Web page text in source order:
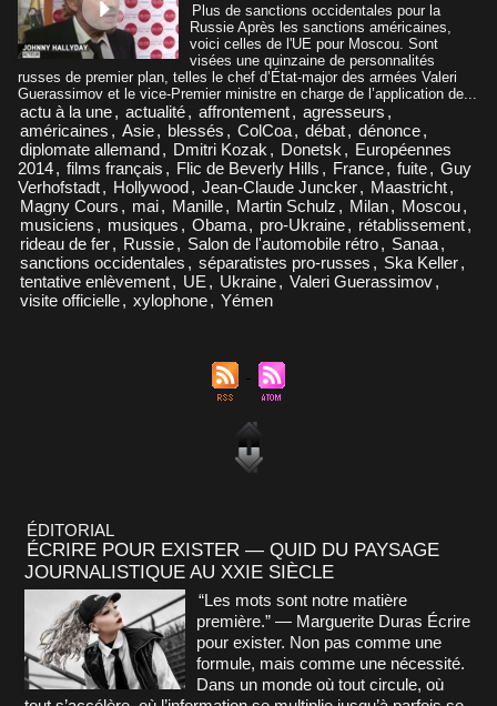
Plus de sanctions occidentales pour la
Russie Après les sanctions américaines,
voici celles de l'UE pour Moscou. Sont
visées une quinzaine de personnalités
russes de premier plan, telles le chef d’État-major des armées Valeri
Guerassimov et le vice-Premier ministre en charge de l’application de...
actu à la une, actualité, affrontement, agresseurs ,
américaines , Asie, blessés , ColCoa, débat, dénonce,
diplomate allemand, Dmitri Kozak , Donetsk , Européennes
2014, films français , Flic de Beverly Hills , France, fuite, Guy
Verhofstadt, Hollywood, Jean-Claude Juncker, Maastricht,
Magny Cours , mai, Manille, Martin Schulz , Milan, Moscou,
musiciens , musiques , Obama, pro-Ukraine, rétablissement,
rideau de fer, Russie, Salon de l'automobile rétro, Sanaa,
sanctions occidentales , séparatistes pro-russes , Ska Keller,
tentative enlèvement, UE , Ukraine, Valeri Guerassimov,
visite officielle, xylophone, Yémen
ÉDITORIAL
ÉCRIRE POUR EXISTER — QUID DU PAYSAGE
JOURNALISTIQUE AU XXIE SIÈCLE
“Les mots sont notre matière
première.” — Marguerite Duras Écrire
pour exister. Non pas comme une
formule, mais comme une nécessité.
Dans un monde où tout circule, où